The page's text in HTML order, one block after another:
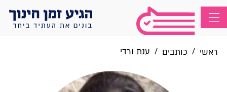
ראשי / כותבים / ענת ורדי